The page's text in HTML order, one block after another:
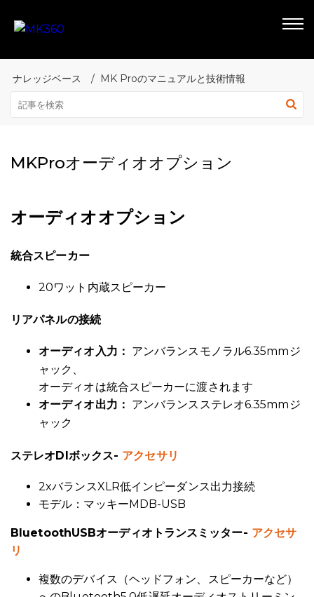
ナレッジベース MK Proのマニュアルと技術情報
MKProオーディオオプション
オーディオオプション
統合スピーカー
20ワット内蔵スピーカー
リアパネルの接続
オーディオ入力：
アンバランスモノラル6.35mmジ
ャック、
オーディオは統合スピーカーに渡されます
オーディオ出力：
アンバランスステレオ6.35mmジ
ャック
ステレオDIボックス- アクセサリ
2xバランスXLR低インピーダンス出力接続
モデル：マッキーMDB-USB
BluetoothUSBオーディオトランスミッター- アクセサ
リ
複数のデバイス（ヘッドフォン、スピーカーなど）